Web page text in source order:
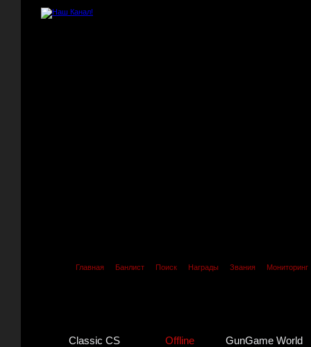
Главная Банлист Поиск Награды Звания Мониторинг
Classic CS Offline GunGame World